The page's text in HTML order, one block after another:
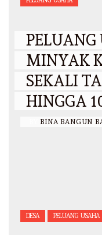
MINYAK
SEKALI
HINGGA
BINA BANGUN
DESA PELUANG USAHA